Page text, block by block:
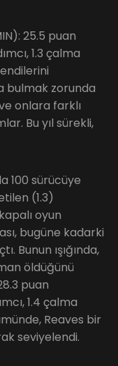
25.5 puan
1.3 çalma
bulmak zorunda
onlara farklı
Bu yıl sürekli,
100 sürücüye
(1.3)
oyun
bugüne kadarki
Bunun ışığında,
öldüğünü
puan
1.4 çalma
Reaves bir
seviyelendi.